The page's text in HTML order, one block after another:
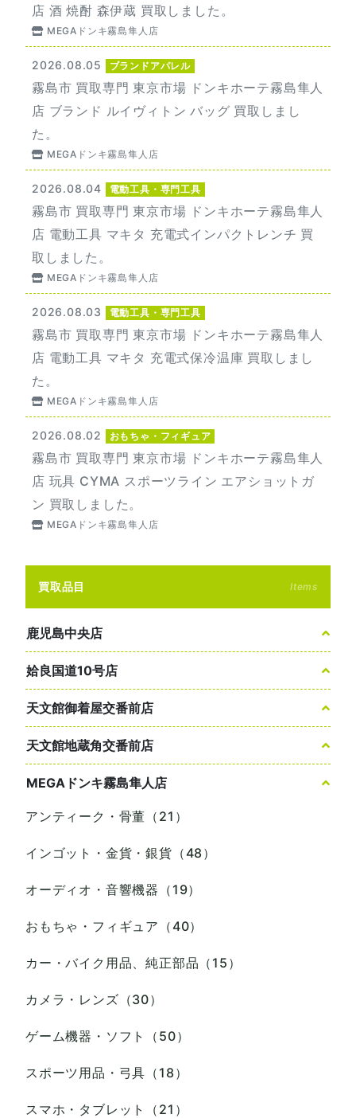
店 酒 焼酎 森伊蔵 買取しました。
MEGAドンキ霧島隼人店
2026.08.05 ブランドアパレル
霧島市 買取専門 東京市場 ドンキホーテ霧島隼人
店 ブランド ルイヴィトン バッグ 買取しまし
た。
MEGAドンキ霧島隼人店
2026.08.04 電動工具・専門工具
霧島市 買取専門 東京市場 ドンキホーテ霧島隼人
店 電動工具 マキタ 充電式インパクトレンチ 買
取しました。
MEGAドンキ霧島隼人店
2026.08.03 電動工具・専門工具
霧島市 買取専門 東京市場 ドンキホーテ霧島隼人
店 電動工具 マキタ 充電式保冷温庫 買取しまし
た。
MEGAドンキ霧島隼人店
2026.08.02 おもちゃ・フィギュア
霧島市 買取専門 東京市場 ドンキホーテ霧島隼人
店 玩具 CYMA スポーツライン エアショットガ
ン 買取しました。
MEGAドンキ霧島隼人店
買取品目 Items
鹿児島中央店
姶良国道10号店
天文館御着屋交番前店
天文館地蔵角交番前店
MEGAドンキ霧島隼人店
アンティーク・骨董（21）
インゴット・金貨・銀貨（48）
オーディオ・音響機器（19）
おもちゃ・フィギュア（40）
カー・バイク用品、純正部品（15）
カメラ・レンズ（30）
ゲーム機器・ソフト（50）
スポーツ用品・弓具（18）
スマホ・タブレット（21）